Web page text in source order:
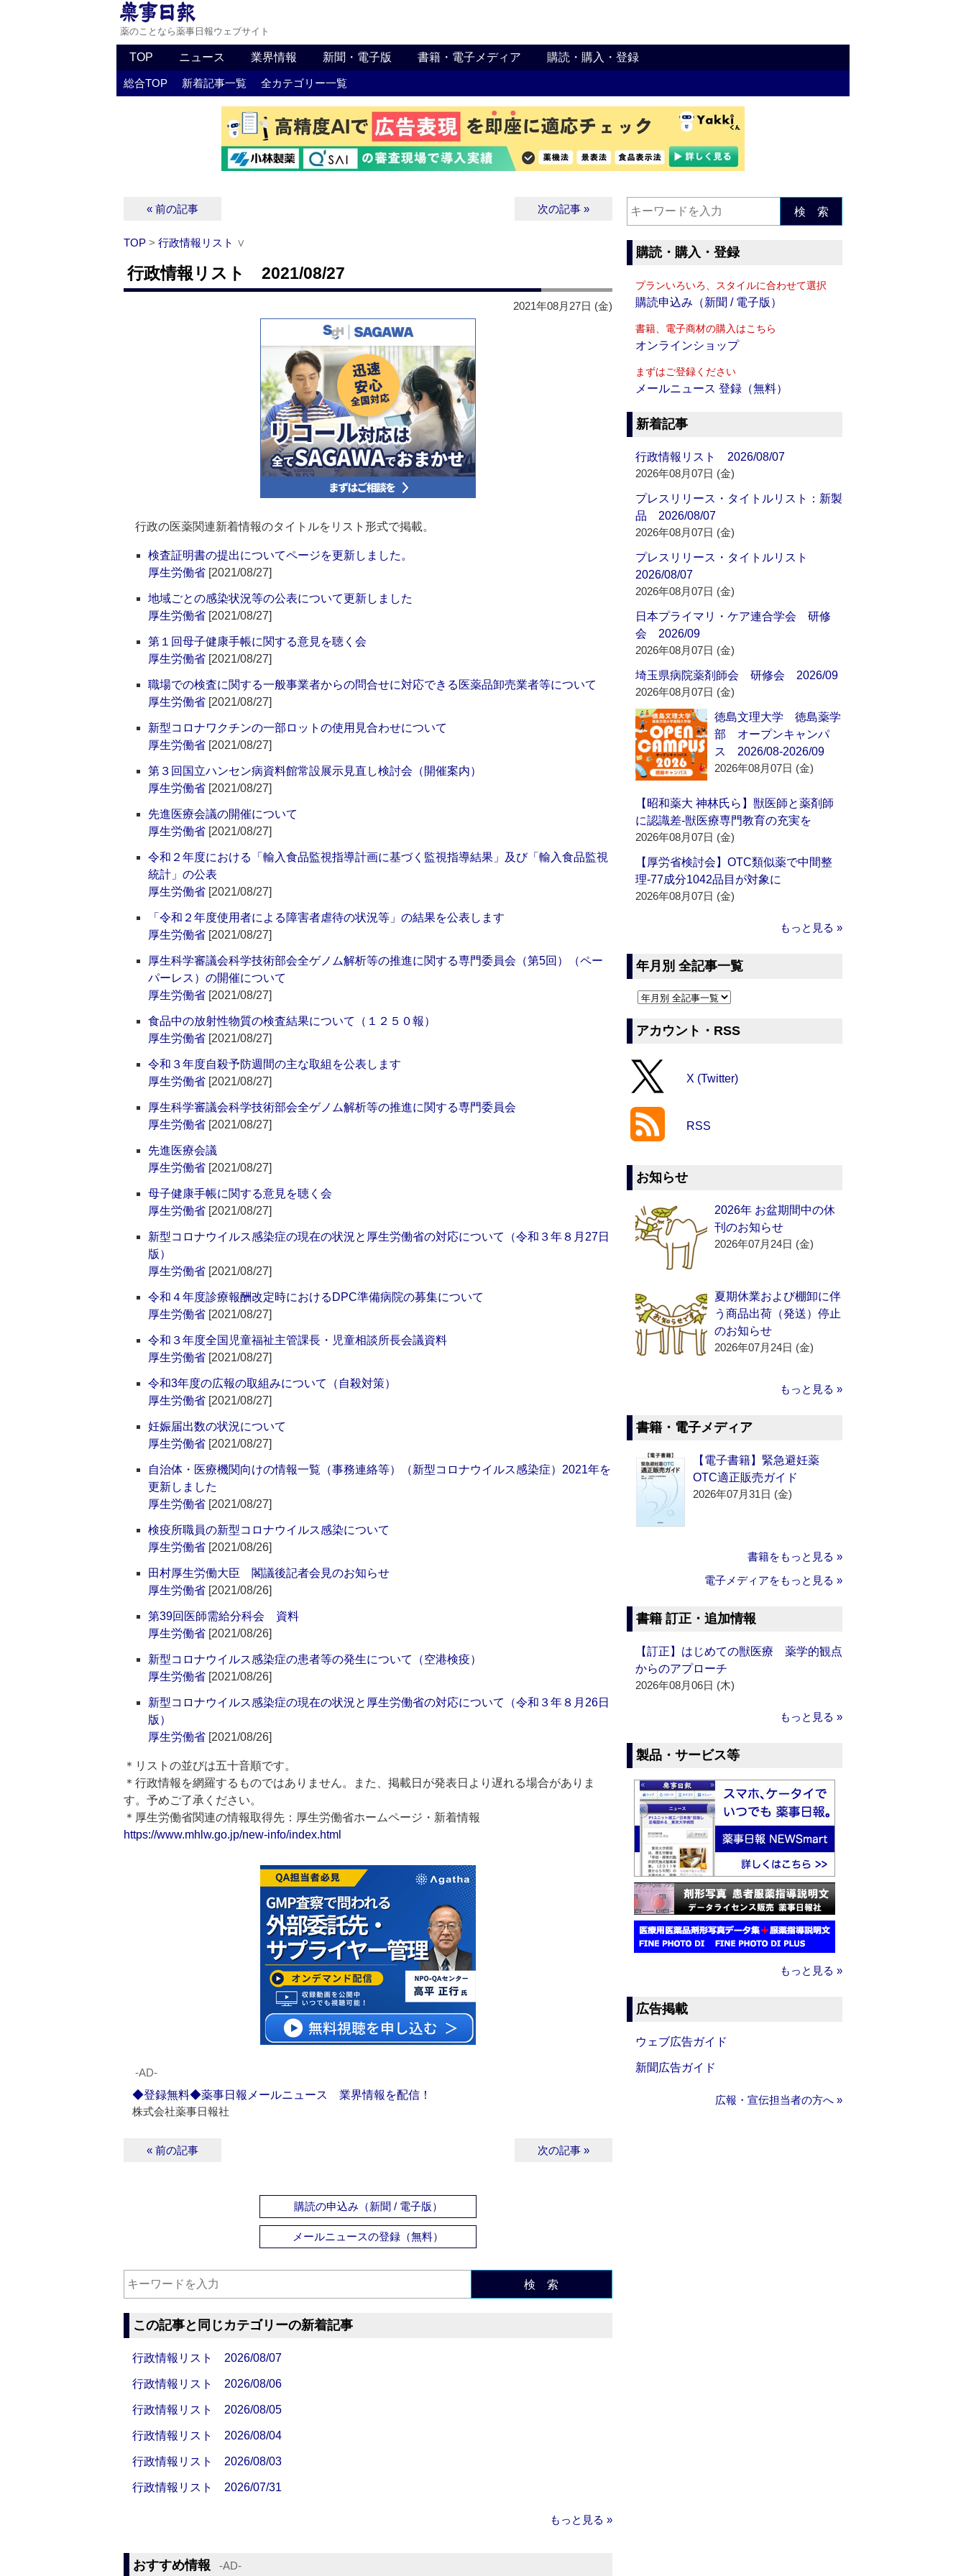
薬のことなら薬事日報ウェブサイト
TOP ニュース 業界情報 新聞・電子版 書籍・電子メディア 購読・購入・登録
総合TOP 新着記事一覧 全カテゴリー一覧
« 前の記事 次の記事 »
TOP > 行政情報リスト ∨
行政情報リスト 2021/08/27
2021年08月27日 (金)
行政の医薬関連新着情報のタイトルをリスト形式で掲載。
検査証明書の提出についてページを更新しました。
厚生労働省 [2021/08/27]
地域ごとの感染状況等の公表について更新しました
厚生労働省 [2021/08/27]
第１回母子健康手帳に関する意見を聴く会
厚生労働省 [2021/08/27]
職場での検査に関する一般事業者からの問合せに対応できる医薬品卸売業者等について
厚生労働省 [2021/08/27]
新型コロナワクチンの一部ロットの使用見合わせについて
厚生労働省 [2021/08/27]
第３回国立ハンセン病資料館常設展示見直し検討会（開催案内）
厚生労働省 [2021/08/27]
先進医療会議の開催について
厚生労働省 [2021/08/27]
令和２年度における「輸入食品監視指導計画に基づく監視指導結果」及び「輸入食品監視
統計」の公表
厚生労働省 [2021/08/27]
「令和２年度使用者による障害者虐待の状況等」の結果を公表します
厚生労働省 [2021/08/27]
厚生科学審議会科学技術部会全ゲノム解析等の推進に関する専門委員会（第5回）（ペー
パーレス）の開催について
厚生労働省 [2021/08/27]
食品中の放射性物質の検査結果について（１２５０報）
厚生労働省 [2021/08/27]
令和３年度自殺予防週間の主な取組を公表します
厚生労働省 [2021/08/27]
厚生科学審議会科学技術部会全ゲノム解析等の推進に関する専門委員会
厚生労働省 [2021/08/27]
先進医療会議
厚生労働省 [2021/08/27]
母子健康手帳に関する意見を聴く会
厚生労働省 [2021/08/27]
新型コロナウイルス感染症の現在の状況と厚生労働省の対応について（令和３年８月27日
版）
厚生労働省 [2021/08/27]
令和４年度診療報酬改定時におけるDPC準備病院の募集について
厚生労働省 [2021/08/27]
令和３年度全国児童福祉主管課長・児童相談所長会議資料
厚生労働省 [2021/08/27]
令和3年度の広報の取組みについて（自殺対策）
厚生労働省 [2021/08/27]
妊娠届出数の状況について
厚生労働省 [2021/08/27]
自治体・医療機関向けの情報一覧（事務連絡等）（新型コロナウイルス感染症）2021年を
更新しました
厚生労働省 [2021/08/27]
検疫所職員の新型コロナウイルス感染について
厚生労働省 [2021/08/26]
田村厚生労働大臣 閣議後記者会見のお知らせ
厚生労働省 [2021/08/26]
第39回医師需給分科会 資料
厚生労働省 [2021/08/26]
新型コロナウイルス感染症の患者等の発生について（空港検疫）
厚生労働省 [2021/08/26]
新型コロナウイルス感染症の現在の状況と厚生労働省の対応について（令和３年８月26日
版）
厚生労働省 [2021/08/26]
＊リストの並びは五十音順です。
＊行政情報を網羅するものではありません。また、掲載日が発表日より遅れる場合がありま
す。予めご了承ください。
＊厚生労働省関連の情報取得先：厚生労働省ホームページ・新着情報
https://www.mhlw.go.jp/new-info/index.html
‐AD‐
◆登録無料◆薬事日報メールニュース 業界情報を配信！
株式会社薬事日報社
« 前の記事 次の記事 »
購読の申込み（新聞 / 電子版）
メールニュースの登録（無料）
検 索
この記事と同じカテゴリーの新着記事
行政情報リスト 2026/08/07
行政情報リスト 2026/08/06
行政情報リスト 2026/08/05
行政情報リスト 2026/08/04
行政情報リスト 2026/08/03
行政情報リスト 2026/07/31
もっと見る »
おすすめ情報 ‐AD‐
検 索
購読・購入・登録
プランいろいろ、スタイルに合わせて選択
購読申込み（新聞 / 電子版）
書籍、電子商材の購入はこちら
オンラインショップ
まずはご登録ください
メールニュース 登録（無料）
新着記事
行政情報リスト 2026/08/07
2026年08月07日 (金)
プレスリリース・タイトルリスト：新製
品 2026/08/07
2026年08月07日 (金)
プレスリリース・タイトルリスト
2026/08/07
2026年08月07日 (金)
日本プライマリ・ケア連合学会 研修
会 2026/09
2026年08月07日 (金)
埼玉県病院薬剤師会 研修会 2026/09
2026年08月07日 (金)
徳島文理大学 徳島薬学
部 オープンキャンパ
ス 2026/08-2026/09
2026年08月07日 (金)
【昭和薬大 神林氏ら】獣医師と薬剤師
に認識差‐獣医療専門教育の充実を
2026年08月07日 (金)
【厚労省検討会】OTC類似薬で中間整
理‐77成分1042品目が対象に
2026年08月07日 (金)
もっと見る »
年月別 全記事一覧
アカウント・RSS
X (Twitter)
RSS
お知らせ
2026年 お盆期間中の休
刊のお知らせ
2026年07月24日 (金)
夏期休業および棚卸に伴
う商品出荷（発送）停止
のお知らせ
2026年07月24日 (金)
もっと見る »
書籍・電子メディア
【電子書籍】緊急避妊薬
OTC適正販売ガイド
2026年07月31日 (金)
書籍をもっと見る »
電子メディアをもっと見る »
書籍 訂正・追加情報
【訂正】はじめての獣医療 薬学的観点
からのアプローチ
2026年08月06日 (木)
もっと見る »
製品・サービス等
もっと見る »
広告掲載
ウェブ広告ガイド
新聞広告ガイド
広報・宣伝担当者の方へ »